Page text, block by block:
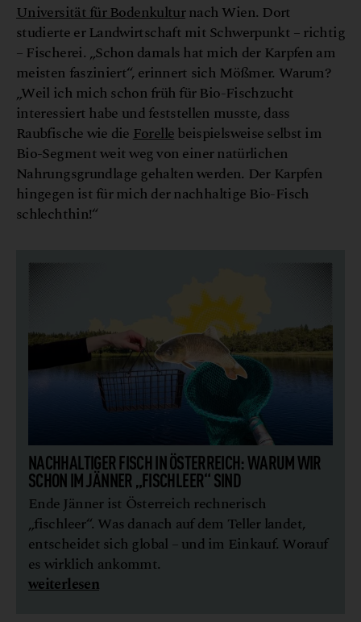
Universität für Bodenkulturnach Wien. Dort
studierte er Landwirtschaft mit Schwerpunkt – richtig
– Fischerei. „Schon damals hat mich der Karpfen am
meisten fasziniert“, erinnert sich Mößmer. Warum?
„Weil ich mich schon früh für Bio-Fischzucht
interessiert habe und feststellen musste, dass
Raubfische wie dieForellebeispielsweise selbst im
Bio-Segment weit weg von einer natürlichen
Nahrungsgrundlage gehalten werden. Der Karpfen
hingegen ist für mich der nachhaltige Bio-Fisch
schlechthin!“
NACHHALTIGER FISCH IN ÖSTERREICH: WARUM WIR
SCHON IM JÄNNER „FISCHLEER“ SIND
Ende Jänner ist Österreich rechnerisch
„fischleer“. Was danach auf dem Teller landet,
entscheidet sich global – und im Einkauf. Worauf
es wirklich ankommt.
weiterlesen